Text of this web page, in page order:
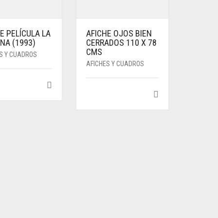
PELÍCULA LA
(1993)
Y CUADROS
AFICHE OJOS BIEN
CERRADOS 110 X 78
CMS
AFICHES Y CUADROS